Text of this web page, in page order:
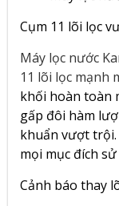
Cụm 11 lõi lọc
Máy lọc nước
11 lõi lọc mạnh
khối hoàn toàn
gấp đôi hàm
khuẩn vượt
mọi mục đích
Cảnh báo thay